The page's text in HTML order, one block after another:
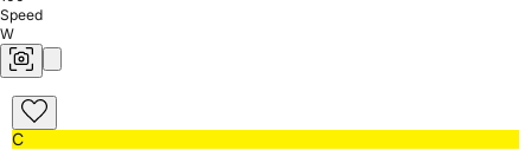
Speed
W
C